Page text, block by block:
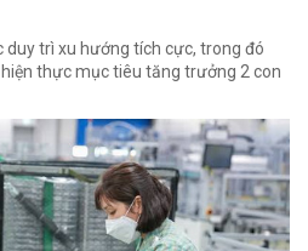
duy trì xu hướng tích cực, trong đó
thực mục tiêu tăng trưởng 2 con